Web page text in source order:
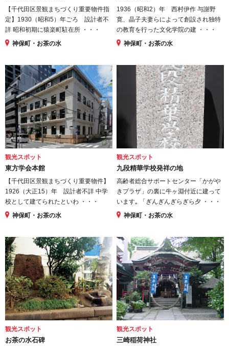
【千代田区景観まちづくり重要物件指
定】1930（昭和5）年ごろ 設計者不
詳 昭和初期に猿楽町駐在所 ・・・
神保町・お茶の水
1936（昭和2）年 西村伊作 与謝野
寛、晶子夫妻らによって創設され独特
の教育を行った文化学院の建 ・・・
神保町・お茶の水
観光スポット
東方学会本館
【千代田区景観まちづくり重要物件】
1926（大正15）年 設計者不詳 中学
校として建てられたといわ ・・・
神保町・お茶の水
観光スポット
九段精華学校発祥の地
高齢者総合サポートセンター「かがや
きプラザ」の裏に牛ヶ淵付近に建って
います｡ 「ぎんぎんぎらぎら夕 ・・・
神保町・お茶の水
観光スポット
お茶の水石碑
観光スポット
三崎稲荷神社